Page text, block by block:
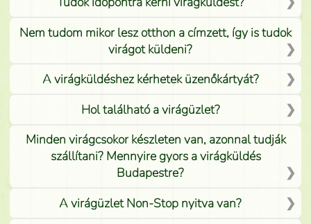
Nem tudom mikor lesz otthon a címzett, így is tudok
virágot küldeni?
A virágküldéshez kérhetek üzenőkártyát?
Hol található a virágüzlet?
Minden virágcsokor készleten van, azonnal tudják
szállítani? Mennyire gyors a virágküldés
Budapestre?
A virágüzlet Non-Stop nyitva van?